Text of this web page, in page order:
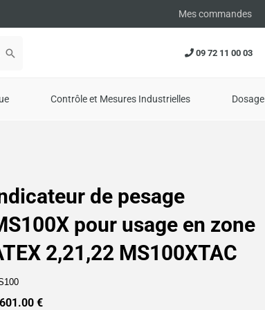
Mes commandes
09 72 11 00 03
Contrôle et Mesures Industrielles Dosage
de pesage
pour usage en zone
2,21,22 MS100XTAC
€